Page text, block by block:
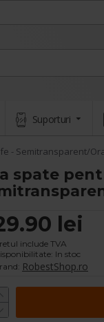
Suporturi
- Semitransparent/
spate
lei
include TVA
In stoc
RobestShop.ro